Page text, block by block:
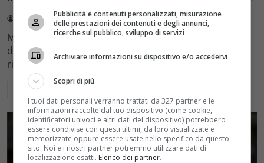
Redazione Velvet 4 Agosto 2026
Mediaset sceglie di mantenere Gerry Scotti e La Ruota
della Fortuna nell'access prime time estivo di Canale 5,
rinviando a dicembre il debutto di Enrico Pa
Leggi di più
Pubblicità e contenuti personalizzati, misurazione
delle prestazioni dei contenuti e degli annunci,
ricerche sul pubblico, sviluppo di servizi
Archiviare informazioni su dispositivo e/o accedervi
Scopri di più
I tuoi dati personali verranno trattati da 327 partner e le
informazioni raccolte dal tuo dispositivo (come cookie,
identificatori univoci e altri dati del dispositivo) potrebbero
essere condivise con questi ultimi, da loro visualizzate e
memorizzate oppure essere usate nello specifico da questo
sito. Noi e i nostri partner potremmo utilizzare dati di
localizzazione esatti. Elenco dei partner.